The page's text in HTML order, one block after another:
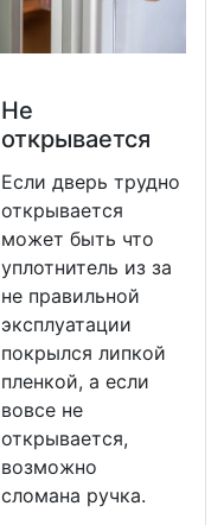
Не
открывается
Если дверь трудно
открывается
может быть что
уплотнитель из за
не правильной
эксплуатации
покрылся липкой
пленкой, а если
вовсе не
открывается,
возможно
сломана ручка.